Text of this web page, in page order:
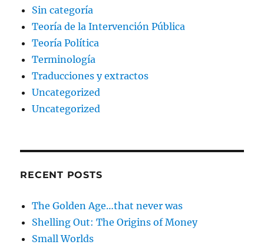
Sin categoría
Teoría de la Intervención Pública
Teoría Política
Terminología
Traducciones y extractos
Uncategorized
Uncategorized
RECENT POSTS
The Golden Age…that never was
Shelling Out: The Origins of Money
Small Worlds